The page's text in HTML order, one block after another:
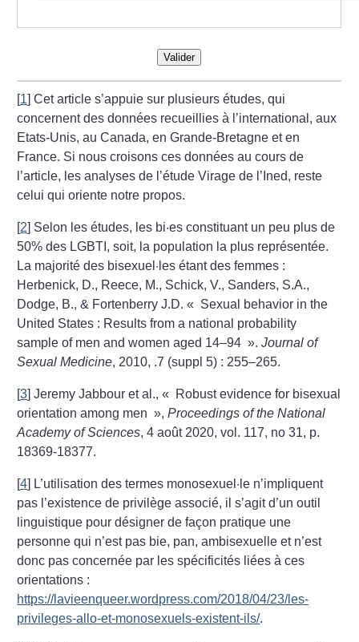
Valider
[1]Cet article s’appuie sur plusieurs études, qui
concernent des données recueillies à l’international, aux
Etats-Unis, au Canada, en Grande-Bretagne et en
France. Si nous croisons ces données au cours de
l’article, les analyses de l’étude Virage de l’Ined, reste
celui qui oriente notre propos.
[2] Selon les études, les bi·es constituant un peu plus de
50% des LGBTI, soit, la population la plus représentée.
La majorité des bisexuel·les étant des femmes :
Herbenick, D., Reece, M., Schick, V., Sanders, S.A.,
Dodge, B., & Fortenberry J.D. « Sexual behavior in the
United States : Results from a national probability
sample of men and women aged 14–94 ».Journal of
Sexual Medicine, 2010, .7 (suppl 5) : 255–265.
[3]Jeremy Jabbour et al., «
Robust evidence for bisexual
orientation among men »,Proceedings of the National
Academy of Sciences, 4 août 2020, vol. 117, no 31, p.
18369‑18377.
[4] L’utilisation des termes monosexuel·le n’impliquent
pas l’existence de privilège associé, il s’agit d’un outil
linguistique pour désigner de façon pratique une
personne qui n’est pas bie, pan, ambisexuelle et n’est
donc pas concernée par les spécificités liées à ces
orientations :
https://lavieenqueer.wordpress.com/2018/04/23/les-
privileges-allo-et-monosexuels-existent-ils/.